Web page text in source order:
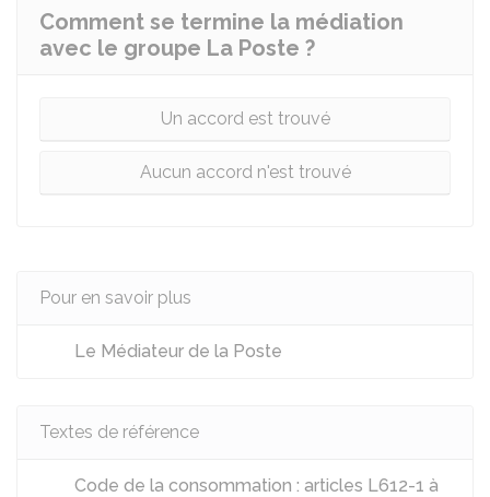
Comment se termine la médiation
avec le groupe La Poste ?
Un accord est trouvé
Aucun accord n'est trouvé
Pour en savoir plus
Le Médiateur de la Poste
Textes de référence
Code de la consommation : articles L612-1 à